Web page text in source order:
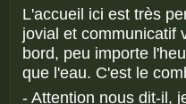
L'accueil ici est très
jovial et communicatif
bord, peu importe
que l'eau. C'est le
- Attention nous dit-il,